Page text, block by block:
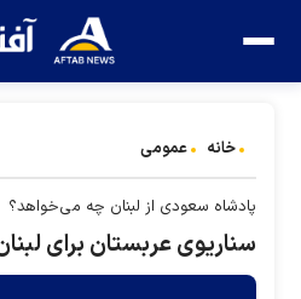
خانه عمومی
پادشاه سعودی از لبنان چه می‌خواهد؟
سناریوی عربستان برای